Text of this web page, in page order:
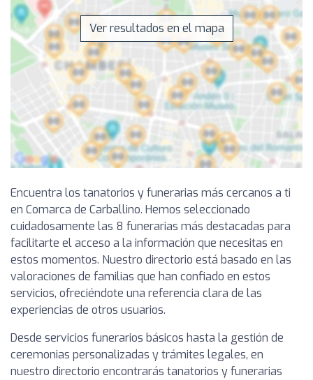
Ver resultados en el mapa
Encuentra los tanatorios y funerarias más cercanos a ti
en Comarca de Carballino. Hemos seleccionado
cuidadosamente las 8 funerarias más destacadas para
facilitarte el acceso a la información que necesitas en
estos momentos. Nuestro directorio está basado en las
valoraciones de familias que han confiado en estos
servicios, ofreciéndote una referencia clara de las
experiencias de otros usuarios.
Desde servicios funerarios básicos hasta la gestión de
ceremonias personalizadas y trámites legales, en
nuestro directorio encontrarás tanatorios y funerarias